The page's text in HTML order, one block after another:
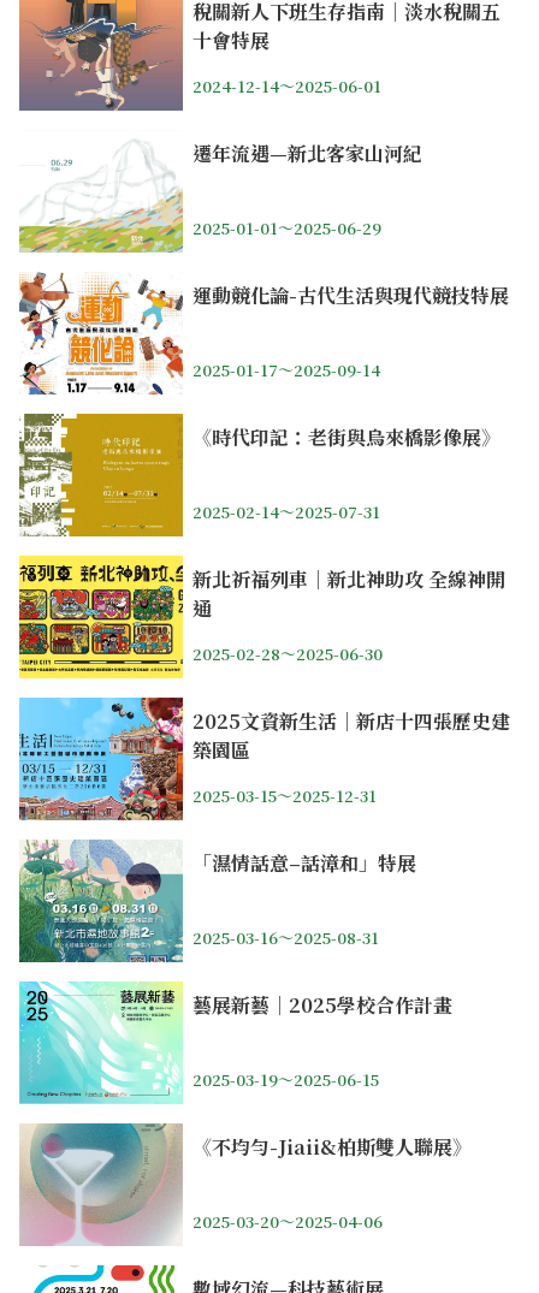
稅關新人下班生存指南｜淡水稅關五
十會特展
2024-12-14～2025-06-01
遷年流遇—新北客家山河紀
2025-01-01～2025-06-29
運動競化論-古代生活與現代競技特展
2025-01-17～2025-09-14
《時代印記：老街與烏來橋影像展》
2025-02-14～2025-07-31
新北祈福列車｜新北神助攻 全線神開
通
2025-02-28～2025-06-30
2025文資新生活｜新店十四張歷史建
築園區
2025-03-15～2025-12-31
「濕情話意–話漳和」特展
2025-03-16～2025-08-31
藝展新藝｜2025學校合作計畫
2025-03-19～2025-06-15
《不均勻-Jiaii&柏斯雙人聯展》
2025-03-20～2025-04-06